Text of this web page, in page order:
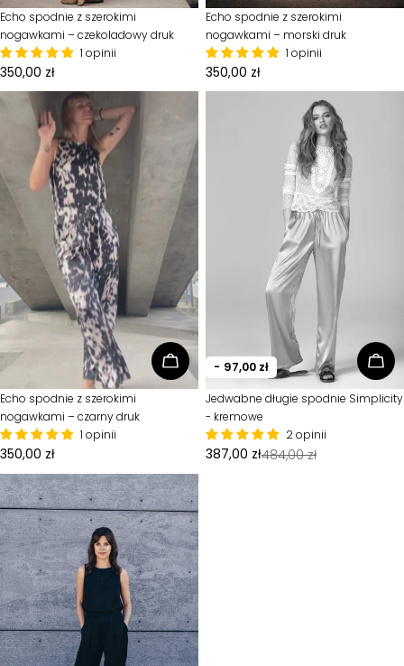
Typ:
Echo spodnie z szerokimi
nogawkami – czekoladowy druk
1 opinii
Cena
standardowa
350,00 zł
Typ:
Echo spodnie z szerokimi
nogawkami – morski druk
1 opinii
Cena
standardowa
350,00 zł
Wybierz opcje
Typ:
Echo spodnie z szerokimi
nogawkami – czarny druk
1 opinii
Cena
standardowa
350,00 zł
- 97,00 zł
Typ:
Jedwabne długie spodnie Simplicity
- kremowe
2 opinii
Cena
387,00 zł
Cena
484,00 zł